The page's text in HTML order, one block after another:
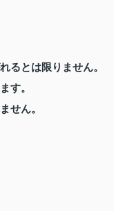
るとは限りません。
す。
せん。